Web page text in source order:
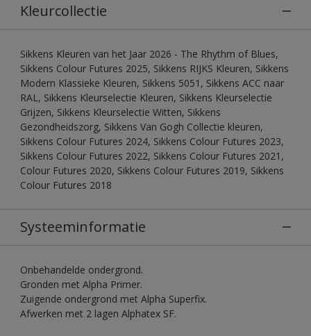
Kleurcollectie
Sikkens Kleuren van het Jaar 2026 - The Rhythm of Blues,
Sikkens Colour Futures 2025, Sikkens RIJKS Kleuren, Sikkens
Modern Klassieke Kleuren, Sikkens 5051, Sikkens ACC naar
RAL, Sikkens Kleurselectie Kleuren, Sikkens Kleurselectie
Grijzen, Sikkens Kleurselectie Witten, Sikkens
Gezondheidszorg, Sikkens Van Gogh Collectie kleuren,
Sikkens Colour Futures 2024, Sikkens Colour Futures 2023,
Sikkens Colour Futures 2022, Sikkens Colour Futures 2021,
Colour Futures 2020, Sikkens Colour Futures 2019, Sikkens
Colour Futures 2018
Systeeminformatie
Onbehandelde ondergrond.
Gronden met Alpha Primer.
Zuigende ondergrond met Alpha Superfix.
Afwerken met 2 lagen Alphatex SF.